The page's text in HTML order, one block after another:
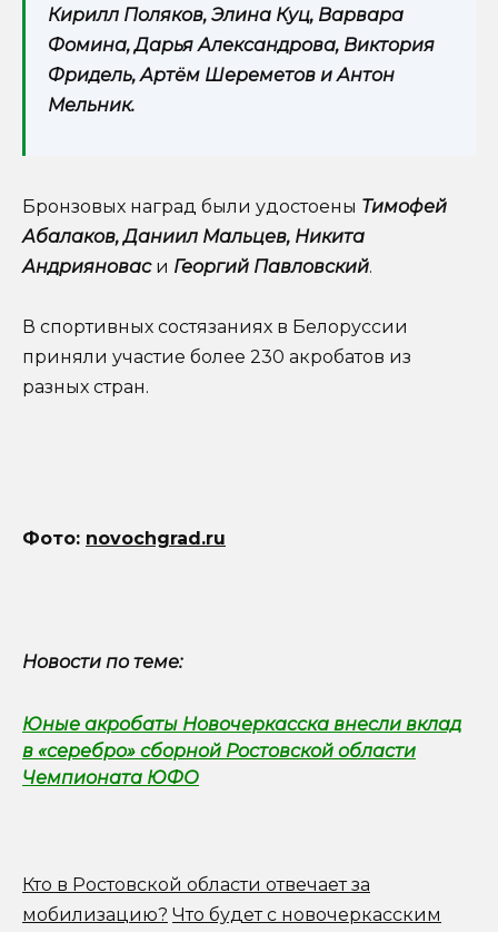
Кирилл Поляков, Элина Куц, Варвара
Фомина, Дарья Александрова, Виктория
Фридель, Артём Шереметов и Антон
Мельник.
Бронзовых наград были удостоены Тимофей
Абалаков, Даниил Мальцев, Никита
Андрияноваси Георгий Павловский.
В спортивных состязаниях в Белоруссии
приняли участие более 230 акробатов из
разных стран.
Фото: novochgrad.ru
Новости по теме:
Юные акробаты Новочеркасска внесли вклад
в «серебро» сборной Ростовской области
Чемпионата ЮФО
Кто в Ростовской области отвечает за
мобилизацию? Что будет с новочеркасским